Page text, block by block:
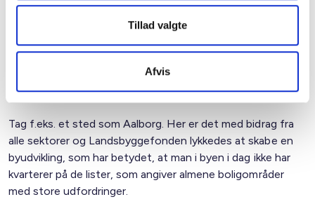
Tillad valgte
Afvis
I den almene boligsektor har vi rigtigt gode erfaringer med
at sætte ind med målrettede sociale indsatser.
samspil mellem det offentlige, det private, frivillige,
civilsamfundsaktører og almene boligorganisationer.
Tag f.eks. et sted som Aalborg. Her er det med bidrag fra
alle sektorer og Landsbyggefonden lykkedes at skabe en
byudvikling, som har betydet, at man i byen i dag ikke har
kvarterer på de lister, som angiver almene boligområder
med store udfordringer.